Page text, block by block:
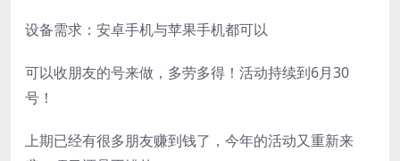
设备需求：安卓手机与苹果手机都可以
可以收朋友的号来做，多劳多得！活动持续到6月30
号！
上期已经有很多朋友赚到钱了，今年的活动又重新来